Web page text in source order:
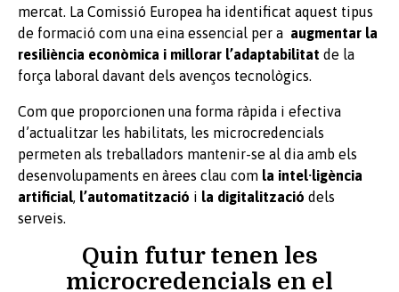
mercat. La Comissió Europea ha identificat aquest tipus
de formació com una eina essencial per a augmentar la
resiliència econòmica i millorar l’adaptabilitat de la
força laboral davant dels avenços tecnològics.
Com que proporcionen una forma ràpida i efectiva
d’actualitzar les habilitats, les microcredencials
permeten als treballadors mantenir-se al dia amb els
desenvolupaments en àrees clau com la intel·ligència
artificial, l’automatització i la digitalització dels
serveis.
Quin futur tenen les
microcredencials en el